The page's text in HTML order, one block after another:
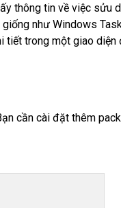
thông tin về việc sửu
như Windows
tiết trong một giao diện
cần cài đặt thêm